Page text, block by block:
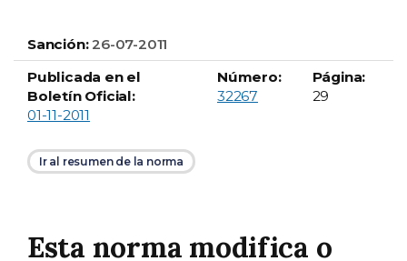
Sanción: 26-07-2011
Publicada en el
Boletín Oficial:
01-11-2011
Número:
32267 Boletín Oficial
Página:
29
Ir al resumen de la norma
Esta norma modifica o